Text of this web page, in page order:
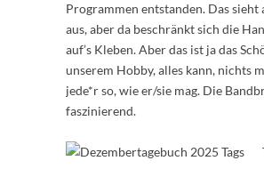
Programmen entstanden. Das sieht
aus, aber da beschränkt sich die
auf’s Kleben. Aber das ist ja das
unserem Hobby, alles kann, nichts
jede*r so, wie er/sie mag. Die
faszinierend.